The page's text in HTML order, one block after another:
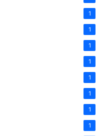
1
1
1
1
1
1
1
1